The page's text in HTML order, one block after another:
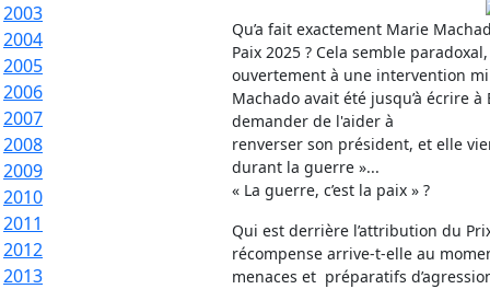
2003
2004
2005
2006
2007
2008
2009
2010
2011
2012
2013
Qu’a fait exactement Marie
Paix 2025 ? Cela semble
ouvertement à une intervention
Machado avait été jusqu’à écrire
demander de l'aider à
renverser son président, et elle
durant la guerre »...
« La guerre, c’est la paix » ?
Qui est derrière l’attribution du
récompense arrive-t-elle au
menaces et préparatifs